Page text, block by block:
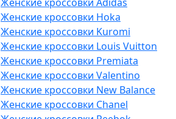
Женские кроссовки Hoka
Женские кроссовки Kuromi
Женские кроссовки Louis Vuitton
Женские кроссовки Premiata
Женские кроссовки Valentino
Женские кроссовки New Balance
Женские кроссовки Chanel